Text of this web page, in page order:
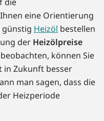
eine Orientierung
günstig Heizöl bestellen
der Heizölpreise
können Sie
in Zukunft besser
man sagen, dass die
Heizperiode